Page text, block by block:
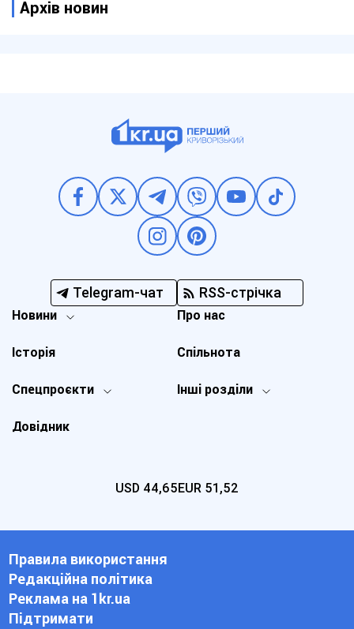
Архів новин
Telegram-чат RSS-стрічка
Новини
Спецпроєкти Інші розділи
Історія
Про нас
Довідник
Спільнота
USD 44,65EUR 51,52
Правила використання
Редакційна політика
Реклама на 1kr.ua
Підтримати